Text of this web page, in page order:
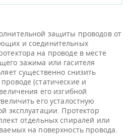
защиты проводов от
и соединительных
на проводе в месте
зажима или гасителя
существенно снизить
(статические и
его изгибной
его усталостную
эксплуатации. Протектор
отдельных спиралей или
на поверхность провода.